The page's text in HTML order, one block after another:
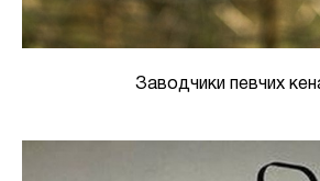
Заводчики певчих